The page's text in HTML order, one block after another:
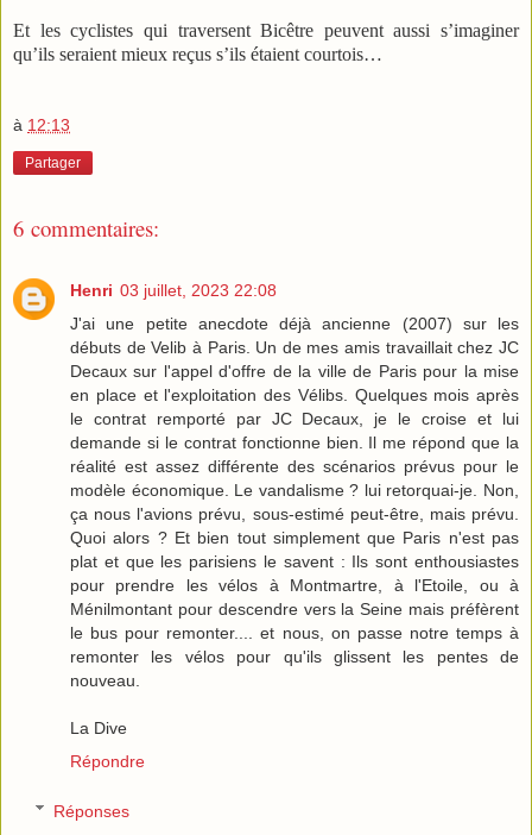
Et les cyclistes qui traversent Bicêtre peuvent aussi s’imaginer
qu’ils seraient mieux reçus s’ils étaient courtois…
à 12:13
Partager
6 commentaires:
Henri 03 juillet, 2023 22:08
J'ai une petite anecdote déjà ancienne (2007) sur les
débuts de Velib à Paris. Un de mes amis travaillait chez JC
Decaux sur l'appel d'offre de la ville de Paris pour la mise
en place et l'exploitation des Vélibs. Quelques mois après
le contrat remporté par JC Decaux, je le croise et lui
demande si le contrat fonctionne bien. Il me répond que la
réalité est assez différente des scénarios prévus pour le
modèle économique. Le vandalisme ? lui retorquai-je. Non,
ça nous l'avions prévu, sous-estimé peut-être, mais prévu.
Quoi alors ? Et bien tout simplement que Paris n'est pas
plat et que les parisiens le savent : Ils sont enthousiastes
pour prendre les vélos à Montmartre, à l'Etoile, ou à
Ménilmontant pour descendre vers la Seine mais préfèrent
le bus pour remonter.... et nous, on passe notre temps à
remonter les vélos pour qu'ils glissent les pentes de
nouveau.
La Dive
Répondre
Réponses